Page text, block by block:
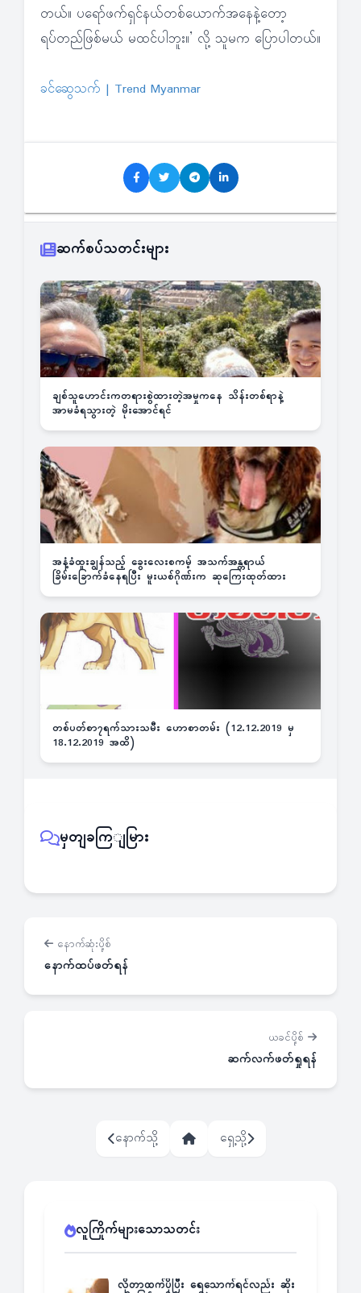
တယ်။ ပရော်ဖက်ရှင်နယ်တစ်ယောက်အနေနဲ့တော့
ရပ်တည်ဖြစ်မယ် မထင်ပါဘူး။’ လို့ သူမက ပြောပါတယ်။
ခင်ဆွေသက် | Trend Myanmar
ဆက်စပ်သတင်းများ
ချစ်သူဟောင်းကတရားစွဲထားတဲ့အမှုကနေ သိန်းတစ်ရာနဲ့
အာမခံရသွားတဲ့ မိုးအောင်ရင်
အနံ့ခံထူးချွန်သည့် ခွေးလေးစကမ့် အသက်အန္တရာယ်
ခြိမ်းခြောက်ခံနေရပြီး မူးယစ်ဂိုဏ်းက ဆုကြေးထုတ်ထား
တစ်ပတ်စာ၇ရက်သားသမီး ဟောစာတမ်း (12.12.2019 မှ
18.12.2019 အထိ)
မှတျခကြျမြား
နောက်ဆုံးပို့စ်
နောက်ထပ်ဖတ်ရန်
ယခင်ပို့စ်
ဆက်လက်ဖတ်ရှုရန်
နောက်သို့ ရှေ့သို့
လူကြိုက်များသောသတင်း
လိုတာထက်ပိုပြီး ရေသောက်ရင်လည်း ဆိုး